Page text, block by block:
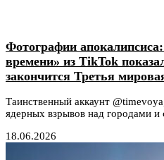
Фотографии
времени» из TikTok
закончится Третья
Таинственный аккаунт
ядерных взрывов над городами и
18.06.2026